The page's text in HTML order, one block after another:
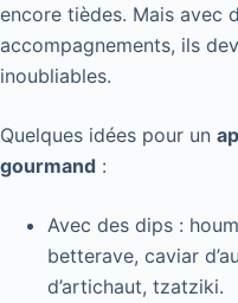
encore tièdes. Mais avec
accompagnements, ils
inoubliables.
Quelques idées pour un
gourmand :
Avec des dips :
betterave, caviar
d’artichaut, tzatziki.